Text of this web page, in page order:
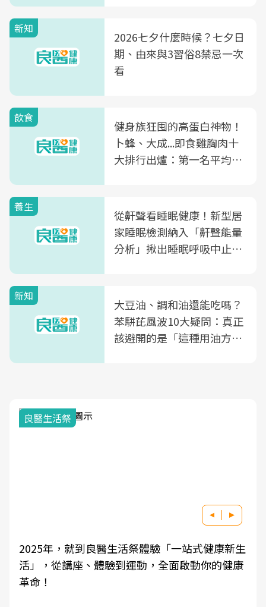
新知
2026七夕什麼時候？七夕日
期、由來與3習俗8禁忌一次
看
飲食
健身族狂囤的高蛋白神物！
卜蜂、大成...即食雞胸肉十
大排行出爐：第一名平均一
養生
從鼾聲看睡眠健康！新型居
家睡眠檢測納入「鼾聲能量
分析」揪出睡眠呼吸中止症
新知
大豆油、調和油還能吃嗎？
苯駢芘風波10大疑問：真正
該避開的是「這種用油方
良醫生活祭
2025年，就到良醫生活祭體驗「一站式健康新生
活」，從講座、體驗到運動，全面啟動你的健康
革命！